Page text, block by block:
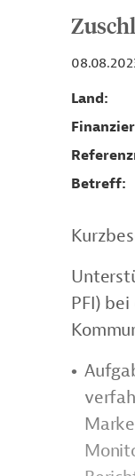
Land
Betreff
PFI)